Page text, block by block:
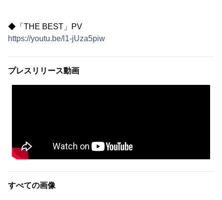
◆「THE BEST」PV
https://youtu.be/l1-jUza5piw
プレスリリース動画
すべての画像